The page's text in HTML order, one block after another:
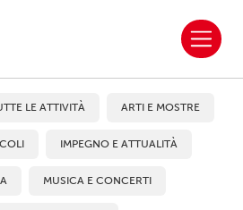
LE ATTIVITÀ ARTI E MOSTRE
IMPEGNO E ATTUALITÀ
MUSICA E CONCERTI